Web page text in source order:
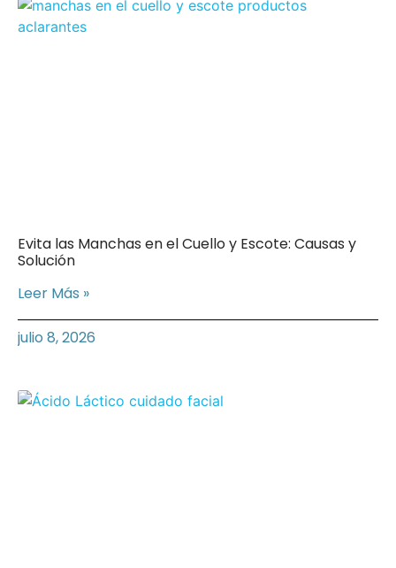
Evita las Manchas en el Cuello y Escote: Causas y
Solución
Leer Más »
julio 8, 2026